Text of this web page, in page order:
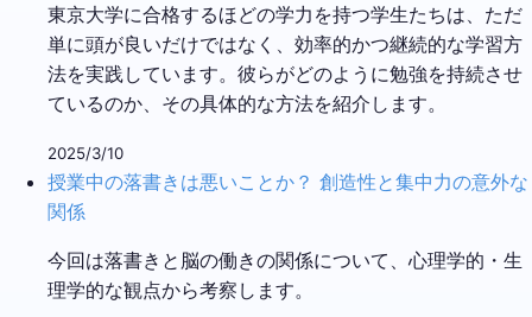
東京大学に合格するほどの学力を持つ学生たちは、ただ
単に頭が良いだけではなく、効率的かつ継続的な学習方
法を実践しています。彼らがどのように勉強を持続させ
ているのか、その具体的な方法を紹介します。
2025/3/10
授業中の落書きは悪いことか？ 創造性と集中力の意外な
関係
今回は落書きと脳の働きの関係について、心理学的・生
理学的な観点から考察します。